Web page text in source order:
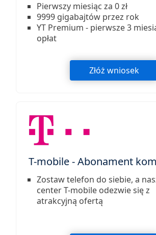
Pierwszy miesiąc za 0 zł
9999 gigabajtów przez rok
YT Premium - pierwsze 3
opłat
Złóż wniosek
T-mobile - Abonament
Zostaw telefon do siebie, a
center T-mobile odezwie się z
atrakcyjną ofertą